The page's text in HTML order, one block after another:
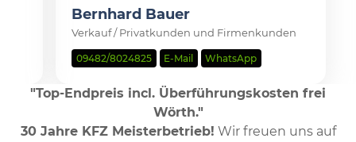
Bernhard Bauer
Verkauf / Privatkunden und Firmenkunden
09482/8024825 E-Mail WhatsApp
"Top-Endpreis incl. Überführungskosten frei
Wörth."
30 Jahre KFZ Meisterbetrieb! Wir freuen uns auf